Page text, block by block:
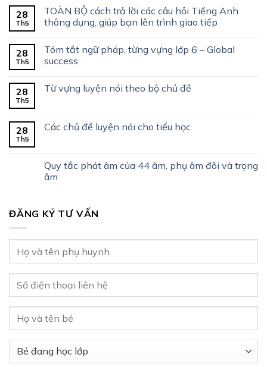
28
Th5
TOÀN BỘ cách trả lời các câu hỏi Tiếng Anh
thông dụng, giúp bạn lên trình giao tiếp
28
Th5
Tóm tắt ngữ pháp, từng vựng lớp 6 – Global
success
28
Th5
Từ vựng luyện nói theo bộ chủ đề
28
Th5
Các chủ đề luyện nói cho tiểu học
Quy tắc phát âm của 44 âm, phụ âm đôi và trọng
âm
ĐĂNG KÝ TƯ VẤN